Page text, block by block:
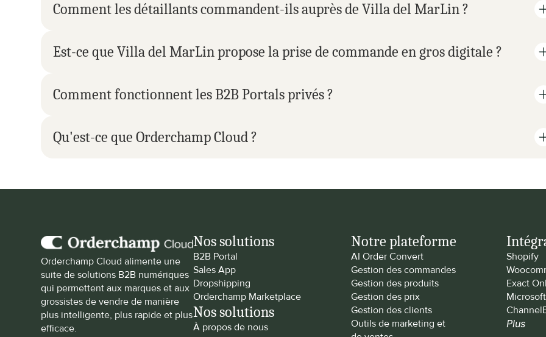
Comment les détaillants commandent-ils auprès de Villa del MarLin ?
Est-ce que Villa del MarLin propose la prise de commande en gros digitale ?
Comment fonctionnent les B2B Portals privés ?
Qu'est-ce que Orderchamp Cloud ?
Orderchamp Cloud alimente une
suite de solutions B2B numériques
qui permettent aux marques et aux
grossistes de vendre de manière
plus intelligente, plus rapide et plus
efficace.
Nos solutions
B2B Portal
Sales App
Dropshipping
Orderchamp Marketplace
Nos solutions
À propos de nous
Notre plateforme
AI Order Convert
Gestion des commandes
Gestion des produits
Gestion des prix
Gestion des clients
Outils de marketing et
Shopify
Exact
Plus